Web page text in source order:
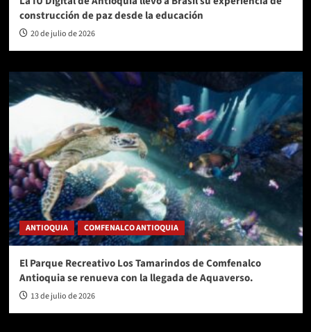
construcción de paz desde la educación
20 de julio de 2026
ANTIOQUIA COMFENALCO ANTIOQUIA
El Parque Recreativo Los Tamarindos de Comfenalco
Antioquia se renueva con la llegada de Aquaverso.
13 de julio de 2026